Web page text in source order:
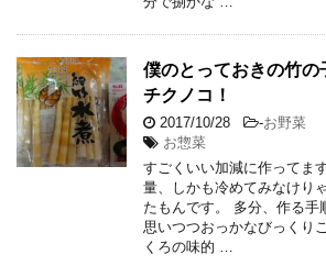
僕のとっておきの竹の
チクノコ！
2017/10/28 -お野菜
お惣菜
すごくいい加減に作ってま
量、しかも冷めてみなけり
たもんです。 多分、作る
思いつつおっかなびっくり
くろの味的 …